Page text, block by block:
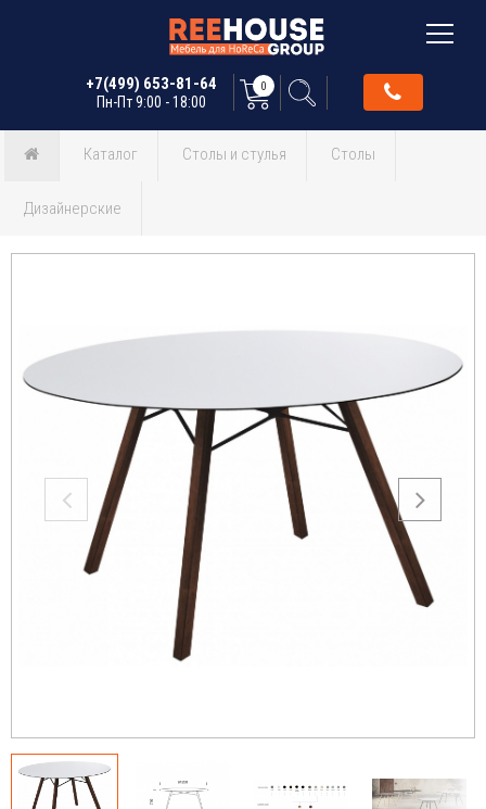
+7(499) 653-81-64
Пн-Пт 9:00 - 18:00
0
Каталог Столы и стулья Столы
Дизайнерские